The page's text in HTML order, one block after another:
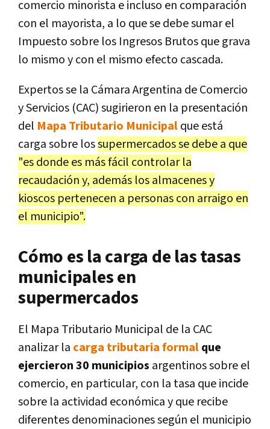
comercio minorista e incluso en comparación
con el mayorista, a lo que se debe sumar el
Impuesto sobre los Ingresos Brutos que grava
lo mismo y con el mismo efecto cascada.
Expertos se la Cámara Argentina de Comercio
y Servicios (CAC) sugirieron en la presentación
del Mapa Tributario Municipalque está
carga sobre lossupermercados se debe a que
"es donde es más fácil controlar la
recaudación y, además los almacenes y
kioscos pertenecen a personas con arraigo en
el municipio".
Cómo es la carga de las tasas
municipales en
supermercados
El Mapa Tributario Municipal de la CAC
analizar la carga tributaria formalque
ejercieron 30 municipios argentinos sobre el
comercio, en particular, con la tasa que incide
sobre la actividad económica y que recibe
diferentes denominaciones según el municipio